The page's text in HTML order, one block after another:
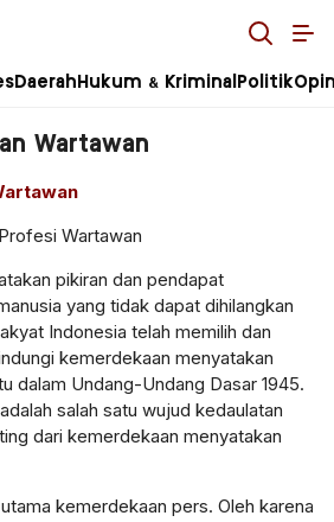
Terpercaya!
Daerah Hukum & Kriminal Politik
Wartawan
Wartawan
pikiran dan pendapat
yang tidak dapat dihilangkan
Indonesia telah memilih dan
kemerdekaan menyatakan
dalam Undang-Undang Dasar 1945.
adalah salah satu wujud kedaulatan
dari kemerdekaan menyatakan
kemerdekaan pers. Oleh karena